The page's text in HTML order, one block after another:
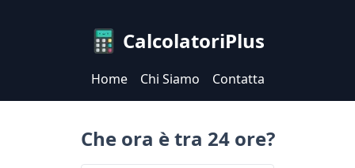
CalcolatoriPlus
Home Chi Siamo Contatta
Che ora è tra 24 ore?